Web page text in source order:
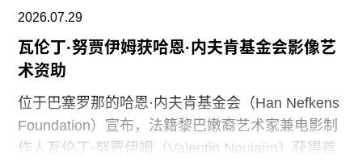
性”。
此外，《纽约时报》今年4月报道称，由于特朗普
试图介入史密森尼学会董事会新成员的任命程序，
相关任命工作被刻意放缓。
2026.07.29
瓦伦丁·努贾伊姆获哈恩·内夫肯基金会影像艺
术资助
位于巴塞罗那的哈恩·内夫肯基金会（Han Nefkens
Foundation）宣布，法籍黎巴嫩裔艺术家兼电影制
作人瓦伦丁·努贾伊姆（Valentin Noujaïm）获得首